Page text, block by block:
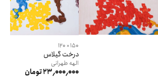
150 × 120
درخت گیلاس
الهه طهرانی
23٬000٬000 تومان